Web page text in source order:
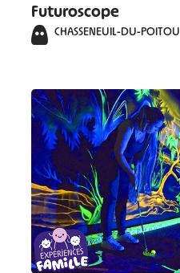
Futuroscope
CHASSENEUIL-DU-POITOU